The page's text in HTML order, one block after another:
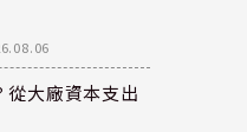
從大廠資本支出